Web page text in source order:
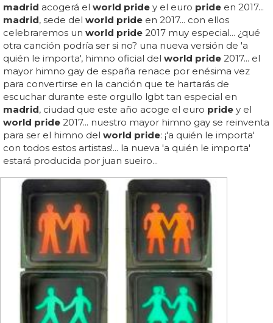
madrid acogerá el world pride y el euro pride en 2017...
madrid, sede del world pride en 2017... con ellos
celebraremos un world pride 2017 muy especial... ¿qué
otra canción podría ser si no? una nueva versión de 'a
quién le importa', himno oficial del world pride 2017... el
mayor himno gay de españa renace por enésima vez
para convertirse en la canción que te hartarás de
escuchar durante este orgullo lgbt tan especial en
madrid, ciudad que este año acoge el euro pride y el
world pride 2017... nuestro mayor himno gay se reinventa
para ser el himno del world pride: ¡'a quién le importa'
con todos estos artistas!... la nueva 'a quién le importa'
estará producida por juan sueiro...